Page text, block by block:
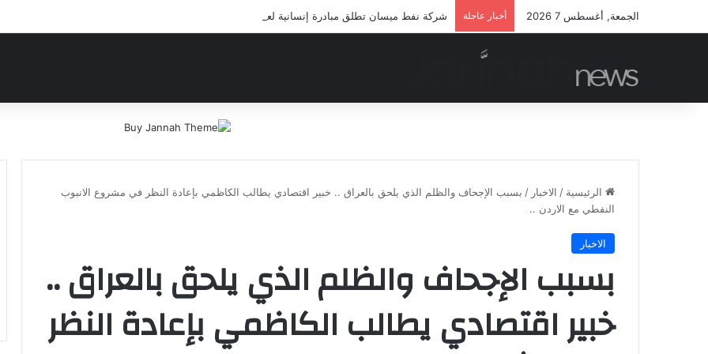
الجمعة, أغسطس 7 2026 أخبار عاجلة شركة نفط ميسان تطلق مبادرة إنسانية لعلاج أيتام مدرسة كافل اليتيم
الرئيسية / الاخبار / بسبب الإجحاف والظلم الذي يلحق بالعراق .. خبير اقتصادي يطالب الكاظمي بإعادة النظر في مشروع الانبوب
النفطي مع الاردن ..
الاخبار
بسبب الإجحاف والظلم الذي يلحق بالعراق ..
خبير اقتصادي يطالب الكاظمي بإعادة النظر